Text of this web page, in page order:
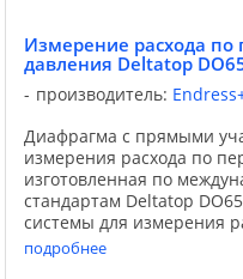
Измерение расхода по
давления Deltatop
производитель:
Диафрагма с прямыми
измерения расхода по
изготовленная по
стандартам Deltatop
системы для измерения
перепаду давления с
датчиком перепада
подробнее